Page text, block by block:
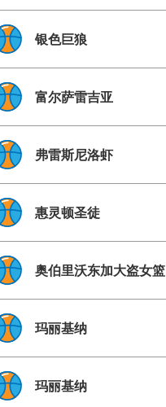
银色巨狼
富尔萨雷吉亚
弗雷斯尼洛虾
惠灵顿圣徒
奥伯里沃东加大盗女篮
玛丽基纳
玛丽基纳